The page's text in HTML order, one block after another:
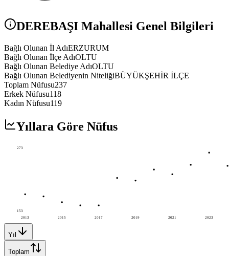
DEREBAŞI Mahallesi Genel Bilgileri
Bağlı Olunan İl AdıERZURUM
Bağlı Olunan İlçe AdıOLTU
Bağlı Olunan Belediye AdıOLTU
Bağlı Olunan Belediyenin NiteliğiBÜYÜKŞEHİR İLÇE
Toplam Nüfusu237
Erkek Nüfusu118
Kadın Nüfusu119
Yıllara Göre Nüfus
2013 2015 2017 2019 2021 2023
273
153
Yıl
Toplam